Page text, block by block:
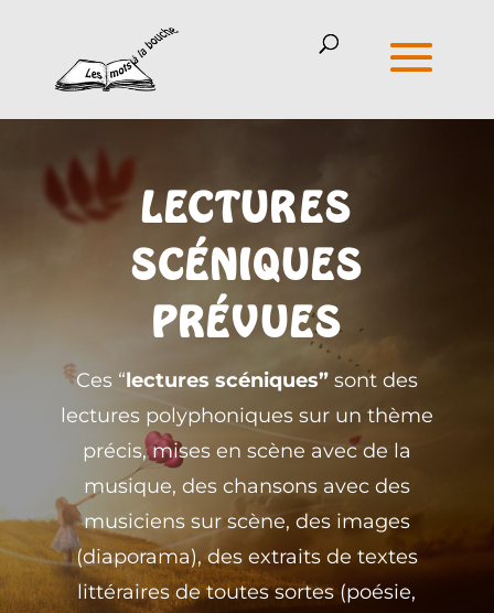
LECTURES
SCÉNIQUES
PRÉVUES
Ces “lectures scéniques”sont des
lectures polyphoniques sur un thème
précis, mises en scène avecde la
musique, des chansons avec des
musiciens sur scène, des images
(diaporama),des extraits de textes
littéraires de toutes sortes (poésie,